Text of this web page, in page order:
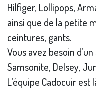
Hilfiger, Lollipops,
ainsi que de la petite
ceintures, gants.
Vous avez besoin
Samsonite, Delsey,
L’équipe Cadocuir